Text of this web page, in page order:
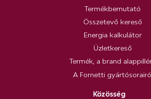
Termékbemutató
Összetevő kereső
Energia kalkulátor
Üzletkereső
Termék, a brand
A Fornetti
Közösség